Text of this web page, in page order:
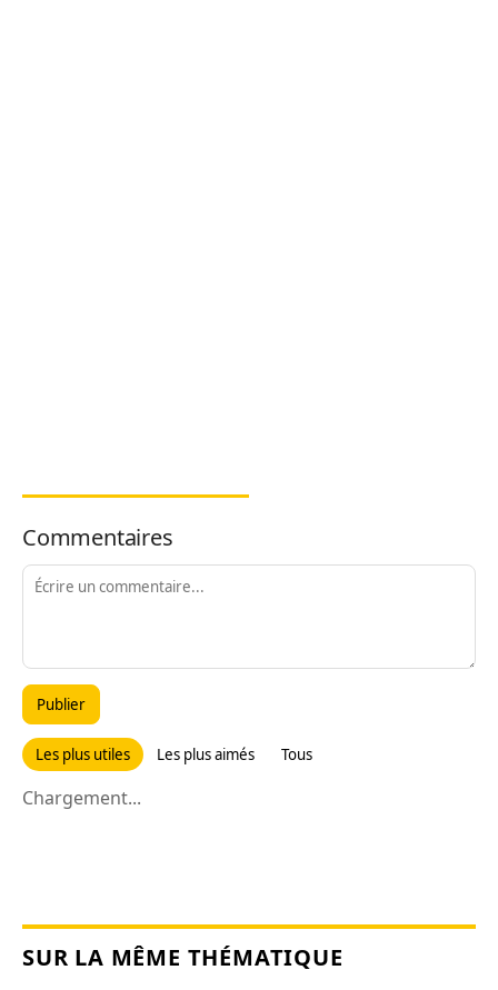
Commentaires
Publier
Les plus utiles Les plus aimés Tous
Chargement...
SUR LA MÊME THÉMATIQUE